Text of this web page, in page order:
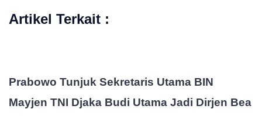
Artikel Terkait :
Prabowo Tunjuk Sekretaris Utama BIN
Mayjen TNI Djaka Budi Utama Jadi Dirjen Bea